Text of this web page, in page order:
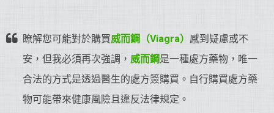
瞭解您可能對於購買威而鋼（Viagra） 感到疑慮或不
安，但我必須再次強調， 威而鋼是一種處方藥物，唯一
合法的方式是透過醫生的處方簽購買。自行購買處方藥
物可能帶來健康風險且違反法律規定。